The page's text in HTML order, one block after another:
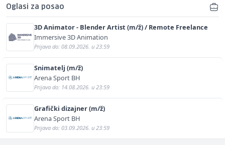
Oglasi za posao
3D Animator - Blender Artist (m/ž) / Remote Freelance
Immersive 3D Animation
Prijava do: 08.09.2026. u 23:59
Snimatelj (m/ž)
Arena Sport BH
Prijava do: 14.08.2026. u 23:59
Grafički dizajner (m/ž)
Arena Sport BH
Prijava do: 03.09.2026. u 23:59